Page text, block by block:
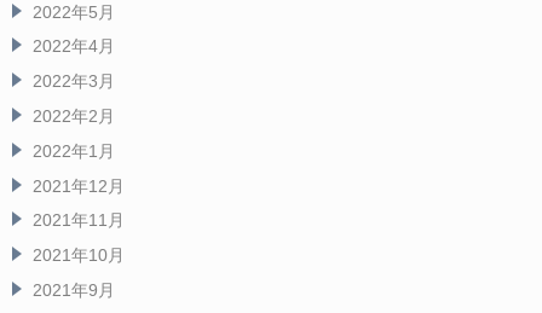
2022年5月
2022年4月
2022年3月
2022年2月
2022年1月
2021年12月
2021年11月
2021年10月
2021年9月